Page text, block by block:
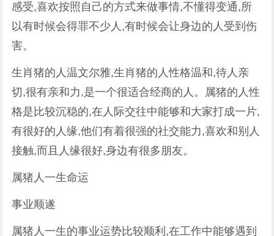
感受,喜欢按照自己的方式来做事情,不懂得变通,所
以有时候会得罪不少人,有时候会让身边的人受到伤
害。
生肖猪的人温文尔雅,生肖猪的人性格温和,待人亲
切,很有亲和力,是一个很适合经商的人。属猪的人性
格是比较沉稳的,在人际交往中能够和大家打成一片,
有很好的人缘,他们有着很强的社交能力,喜欢和别人
接触,而且人缘很好,身边有很多朋友。
属猪人一生命运
事业顺遂
属猪人一生的事业运势比较顺利,在工作中能够遇到